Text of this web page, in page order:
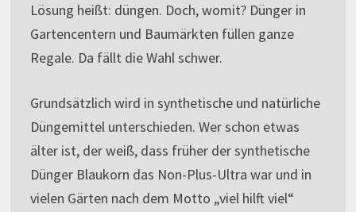
Lösung heißt: düngen. Doch, womit? Dünger in
Gartencentern und Baumärkten füllen ganze
Regale. Da fällt die Wahl schwer.
Grundsätzlich wird in synthetische und natürliche
Düngemittel unterschieden. Wer schon etwas
älter ist, der weiß, dass früher der synthetische
Dünger Blaukorn das Non-Plus-Ultra war und in
vielen Gärten nach dem Motto „viel hilft viel“